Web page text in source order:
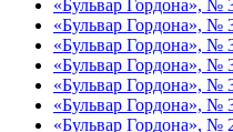
«Бульвар Гордона», №
«Бульвар Гордона», №
«Бульвар Гордона», №
«Бульвар Гордона», №
«Бульвар Гордона», №
«Бульвар Гордона», №
«Бульвар Гордона», №